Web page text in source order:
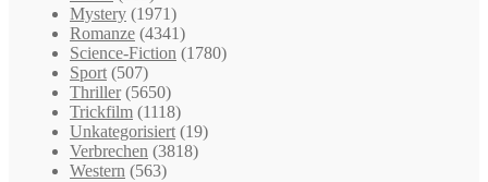
Mystery (1971)
Romanze (4341)
Science-Fiction (1780)
Sport (507)
Thriller (5650)
Trickfilm (1118)
Unkategorisiert (19)
Verbrechen (3818)
Western (563)